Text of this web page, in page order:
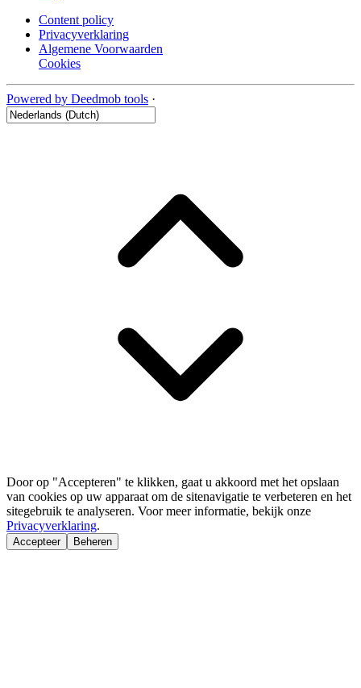
Content policy
Privacyverklaring
Algemene Voorwaarden
Cookies
Powered by Deedmob tools ·
Door op "Accepteren" te klikken, gaat u akkoord met het opslaan
van cookies op uw apparaat om de sitenavigatie te verbeteren en het
sitegebruik te analyseren. Voor meer informatie, bekijk onze
Privacyverklaring.
Accepteer Beheren